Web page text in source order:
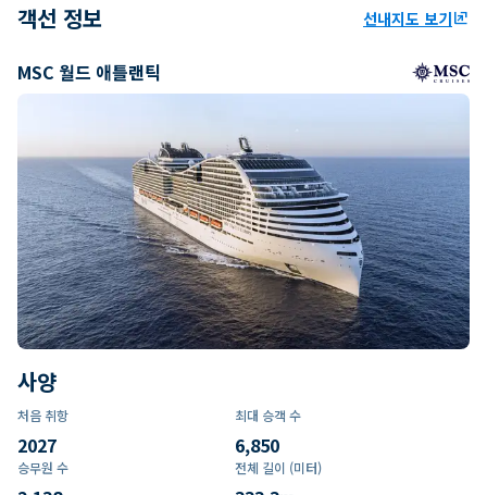
객선 정보 선내지도 보기ungroup
MSC 월드 애틀랜틱
사양
처음 취항
2027
최대 승객 수
6,850
승무원 수 전체 길이 (미터)